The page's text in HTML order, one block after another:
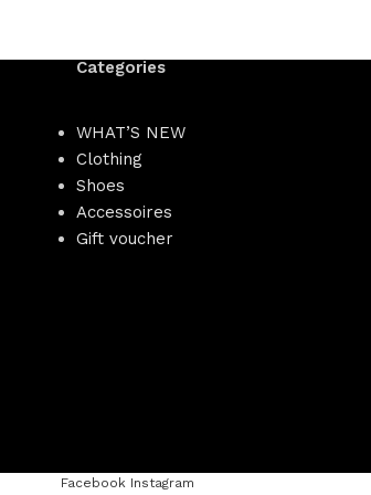
Categories
WHAT’S NEW
Clothing
Shoes
Accessoires
Gift voucher
Facebook Instagram